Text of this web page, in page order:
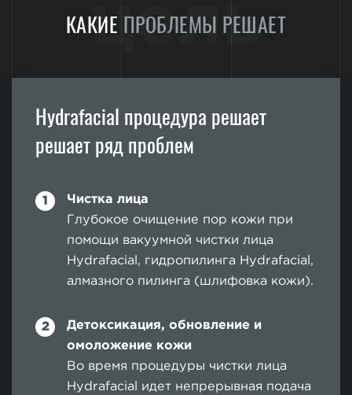
КАКИЕ ПРОБЛЕМЫ РЕШАЕТ
цель
Hydrafacial процедура решает
решает ряд проблем
Чистка лица
Глубокое очищение пор кожи при
помощи вакуумной чистки лица
Hydrafacial, гидропилинга Hydrafacial,
алмазного пилинга (шлифовка кожи).
Детоксикация, обновление и
омоложение кожи
Во время процедуры чистки лица
Hydrafacial идет непрерывная подача